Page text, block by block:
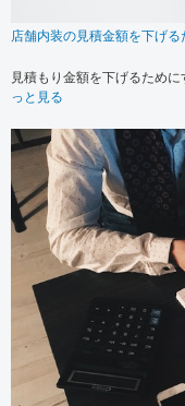
店舗内装の見積金額を下げ
見積もり金額を下げるため
っと見る